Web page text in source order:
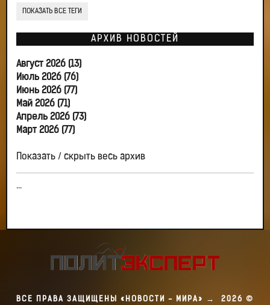
ПОКАЗАТЬ ВСЕ ТЕГИ
АРХИВ НОВОСТЕЙ
Август 2026 (13)
Июль 2026 (76)
Июнь 2026 (77)
Май 2026 (71)
Апрель 2026 (73)
Март 2026 (77)
Показать / скрыть весь архив
...
ВСЕ ПРАВА ЗАЩИЩЕНЫ «НОВОСТИ - МИРА» → 2026 ©